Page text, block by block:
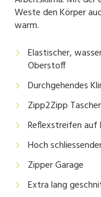
Weste den Körper
warm.
Elastischer,
Oberstoff
Durchgehendes
Zipp2Zipp
Reflexstreifen auf
Hoch
Zipper Garage
Extra lang